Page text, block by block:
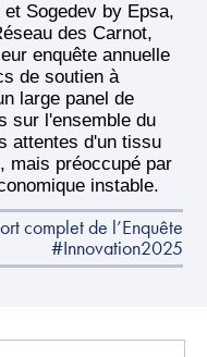
Sogedev by Epsa,
des Carnot,
enquête annuelle
de soutien à
large panel de
sur l'ensemble du
attentes d'un tissu
mais préoccupé par
instable.
complet de l’Enquête
#Innovation2025